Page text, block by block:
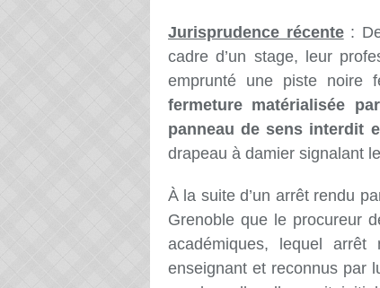
Jurisprudence récente:
cadre d’un stage, leur
emprunté une piste noire
fermeture matérialisée
panneau de sens interdit
drapeau à damier signalant
À la suite d’un arrêt rendu
Grenoble que le procureur
académiques, lequel arrêt
enseignant etreconnuspar